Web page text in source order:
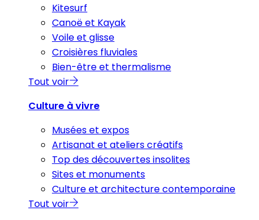
Kitesurf
Canoë et Kayak
Voile et glisse
Croisières fluviales
Bien-être et thermalisme
Tout voir
Culture à vivre
Musées et expos
Artisanat et ateliers créatifs
Top des découvertes insolites
Sites et monuments
Culture et architecture contemporaine
Tout voir